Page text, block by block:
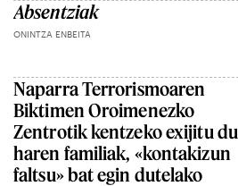
Absentziak
ONINTZA ENBEITA
Naparra Terrorismoaren
Biktimen Oroimenezko
Zentrotik kentzeko exijitu du
haren familiak, «kontakizun
faltsu» bat egin dutelako